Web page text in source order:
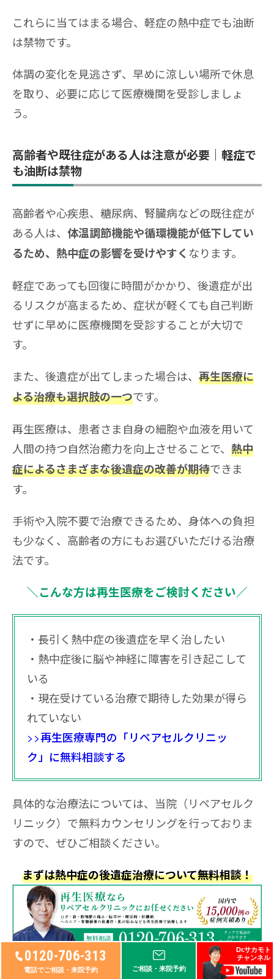
0120-706-313
電話でご相談・来院予約 ご相談・来院予約
Dr.サカモト
チャンネル
これらに当てはまる場合、軽症の熱中症でも油断
は禁物です。
体調の変化を見逃さず、早めに涼しい場所で休息
を取り、必要に応じて医療機関を受診しましょ
う。
高齢者や既往症がある人は注意が必要｜軽症で
も油断は禁物
高齢者や心疾患、糖尿病、腎臓病などの既往症が
ある人は、 体温調節機能や循環機能が低下してい
るため、熱中症の影響を受けやすくなります。
軽症であっても回復に時間がかかり、後遺症が出
るリスクが高まるため、症状が軽くても自己判断
せずに早めに医療機関を受診することが大切で
す。
また、後遺症が出てしまった場合は、 再生医療に
よる治療も選択肢の一つです。
再生医療は、患者さま自身の細胞や血液を用いて
人間の持つ自然治癒力を向上させることで、 熱中
症によるさまざまな後遺症の改善が期待できま
す。
手術や入院不要で治療できるため、身体への負担
も少なく、高齢者の方にもお選びいただける治療
法です。
＼こんな方は再生医療をご検討ください／
長引く熱中症の後遺症を早く治したい
熱中症後に脳や神経に障害を引き起こして
いる
現在受けている治療で期待した効果が得ら
れていない
>>再生医療専門の「リペアセルクリニッ
ク」に無料相談する
具体的な治療法については、当院（リペアセルク
リニック）で無料カウンセリングを行っておりま
すので、ぜひご相談ください。
まずは熱中症の後遺症治療について無料相談！